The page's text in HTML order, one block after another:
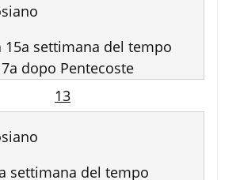
15a settimana del tempo
dopo Pentecoste
13
settimana del tempo